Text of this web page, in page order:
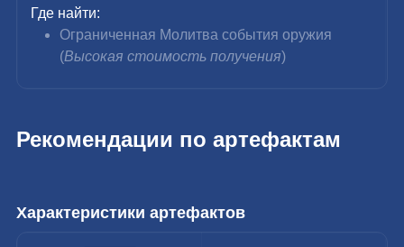
Где найти:
Ограниченная Молитва события оружия
(Высокая стоимость получения)
Рекомендации по артефактам
Характеристики артефактов